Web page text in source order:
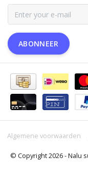
ABONNEER
Algemene voorwaarden
© Copyright 2026 - Nalu